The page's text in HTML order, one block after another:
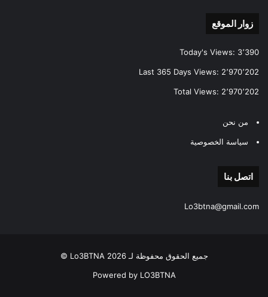
زوار الموقع
Today's Views: 3٬390
Last 365 Days Views: 2٬970٬202
Total Views: 2٬970٬202
من نحن
سياسة الخصوصية
اتصل بنا
Lo3btna@gmail.com
جميع الحقوق محفوظة لـ Lo3BTNA 2026 ©
Powered by LO3BTNA